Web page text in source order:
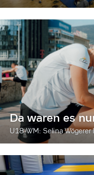
Da waren es
U18-WM: Selina